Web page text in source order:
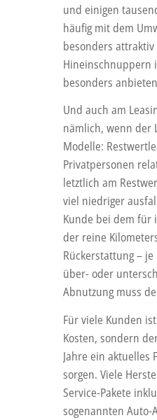
und einigen
häufig mit dem
besonders
Hineinschnuppern
besonders
Und auch am
nämlich, wenn der
Modelle:
Privatpersonen
letztlich am
viel niedriger
Kunde bei dem für
der reine
Rückerstattung –
über- oder
Abnutzung muss
Für viele Kunden
Kosten, sondern
Jahre ein aktuelles
sorgen. Viele
Service-Pakete
sogenannten